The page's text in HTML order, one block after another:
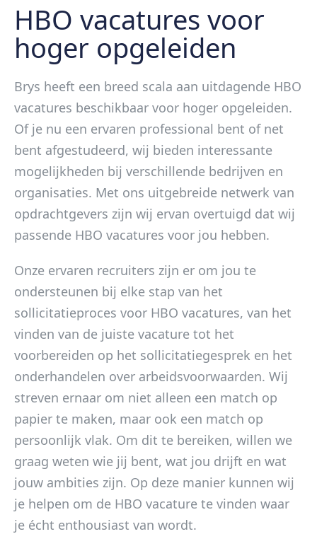
HBO vacatures voor
hoger opgeleiden
Brys heeft een breed scala aan uitdagende HBO
vacatures beschikbaar voor hoger opgeleiden.
Of je nu een ervaren professional bent of net
bent afgestudeerd, wij bieden interessante
mogelijkheden bij verschillende bedrijven en
organisaties. Met ons uitgebreide netwerk van
opdrachtgevers zijn wij ervan overtuigd dat wij
passende HBO vacatures voor jou hebben.
Onze ervaren recruiters zijn er om jou te
ondersteunen bij elke stap van het
sollicitatieproces voor HBO vacatures, van het
vinden van de juiste vacature tot het
voorbereiden op het sollicitatiegesprek en het
onderhandelen over arbeidsvoorwaarden. Wij
streven ernaar om niet alleen een match op
papier te maken, maar ook een match op
persoonlijk vlak. Om dit te bereiken, willen we
graag weten wie jij bent, wat jou drijft en wat
jouw ambities zijn. Op deze manier kunnen wij
je helpen om de HBO vacature te vinden waar
je écht enthousiast van wordt.